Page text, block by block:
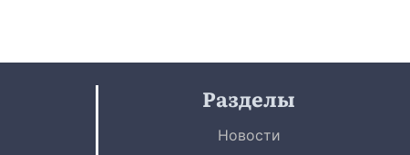
Разделы
Новости